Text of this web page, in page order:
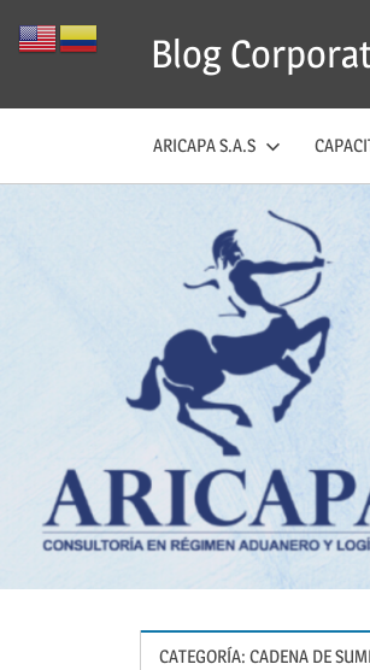
Blog
ARICAPA S.A.S
CATEGORÍA: CADENA DE